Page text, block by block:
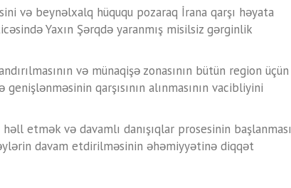
və beynəlxalq hüququ pozaraq İrana qarşı həyata
Yaxın Şərqdə yaranmış misilsiz gərginlik
və münaqişə zonasının bütün region üçün
qarşısının alınmasının vacibliyini
etmək və davamlı danışıqlar prosesinin başlanması
davam etdirilməsinin əhəmiyyətinə diqqət